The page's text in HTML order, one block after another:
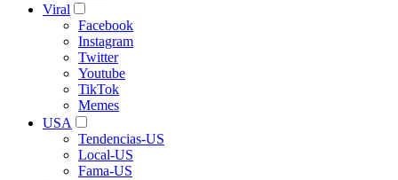
Viral
Facebook
Instagram
Twitter
Youtube
TikTok
Memes
USA
Tendencias-US
Local-US
Fama-US